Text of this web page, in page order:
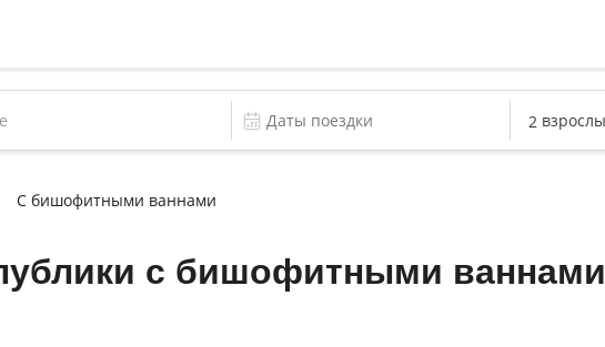
С бишофитными ваннами
с бишофитными ваннами